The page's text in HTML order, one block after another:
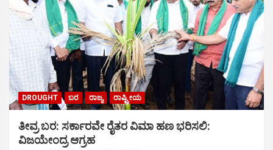
DROUGHT ಬರ ರಾಜ್ಯ ರಾಷ್ಟ್ರೀಯ
ತೀವ್ರ ಬರ: ಸರ್ಕಾರವೇ ರೈತರ ವಿಮಾ ಹಣ ಭರಿಸಲಿ:
ವಿಜಯೇಂದ್ರ ಆಗ್ರಹ